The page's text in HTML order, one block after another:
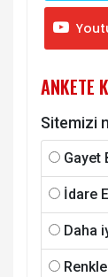
ANKETE
Sitemizi
Gayet
İdare
Daha